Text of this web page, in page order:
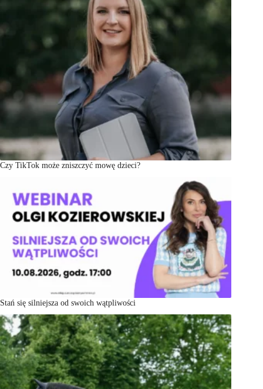
Czy TikTok może zniszczyć mowę dzieci?
Stań się silniejsza od swoich wątpliwości